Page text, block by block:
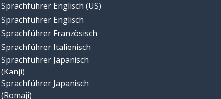
Sprachführer Englisch (US)
Sprachführer Englisch
Sprachführer Französisch
Sprachführer Italienisch
Sprachführer Japanisch
(Kanji)
Sprachführer Japanisch
(Romaji)